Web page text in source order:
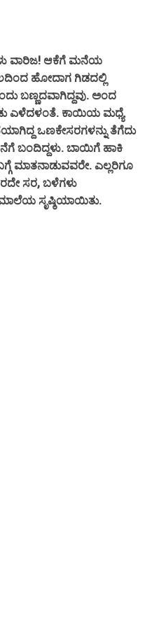
ವಾರಿಜ! ಆಕೆಗೆ ಮನೆಯ
ಹೋದಾಗ ಗಿಡದಲ್ಲಿ
ಬಣ್ಣದವಾಗಿದ್ದವು. ಅಂದ
ಎಳೆದಳಂತೆ. ಕಾಯಿಯ ಮಧ್ಯೆ
ಒಣಕೇಸರಗಳನ್ನು ತೆಗೆದು
ಬಂದಿದ್ದಳು. ಬಾಯಿಗೆ ಹಾಕಿ
ಮಾತನಾಡುವವರೇ. ಎಲ್ಲರಿಗೂ
ಸರ, ಬಳೆಗಳು
ಸೃಷ್ಠಿಯಾಯಿತು.